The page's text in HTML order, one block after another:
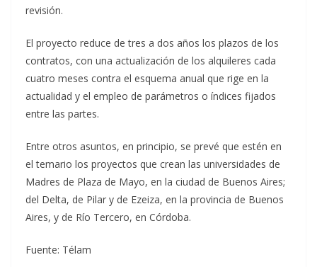
revisión.
El proyecto reduce de tres a dos años los plazos de los
contratos, con una actualización de los alquileres cada
cuatro meses contra el esquema anual que rige en la
actualidad y el empleo de parámetros o índices fijados
entre las partes.
Entre otros asuntos, en principio, se prevé que estén en
el temario los proyectos que crean las universidades de
Madres de Plaza de Mayo, en la ciudad de Buenos Aires;
del Delta, de Pilar y de Ezeiza, en la provincia de Buenos
Aires, y de Río Tercero, en Córdoba.
Fuente: Télam